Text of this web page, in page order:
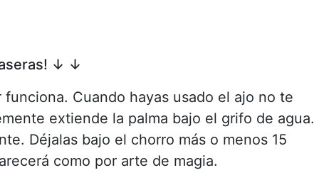
↓ ↓
Cuando hayas usado el ajo no te
extiende la palma bajo el grifo de agua.
Déjalas bajo el chorro más o menos 15
como por arte de magia.